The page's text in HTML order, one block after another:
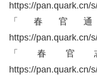
https://pan.quark.cn/
「春官
https://pan.quark.cn/
「春官
https://pan.quark.cn/